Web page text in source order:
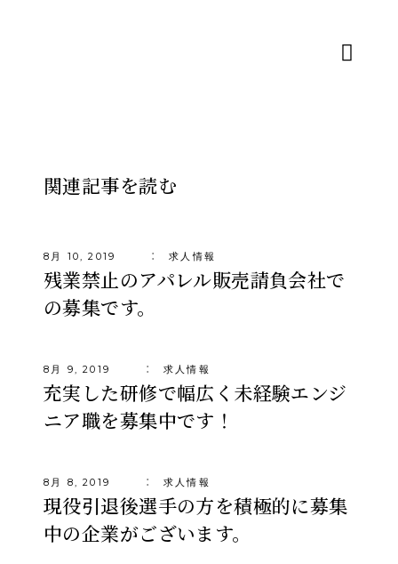
関連記事を読む
8月 10, 2019 求人情報
残業禁止のアパレル販売請負会社で
の募集です。
8月 9, 2019 求人情報
充実した研修で幅広く未経験エンジ
ニア職を募集中です！
8月 8, 2019 求人情報
現役引退後選手の方を積極的に募集
中の企業がございます。